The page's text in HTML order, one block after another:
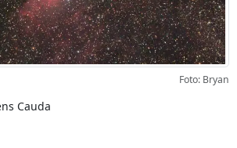
Foto: Bryan
Cauda